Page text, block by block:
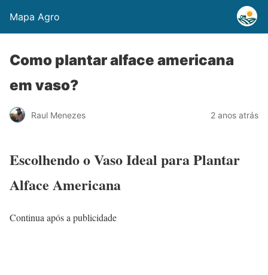
Mapa Agro
Como plantar alface americana
em vaso?
Raul Menezes 2 anos atrás
Escolhendo o Vaso Ideal para Plantar
Alface Americana
Continua após a publicidade